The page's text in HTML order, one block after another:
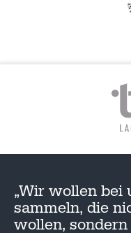
„Wir wollen bei
sammeln, die
wollen,